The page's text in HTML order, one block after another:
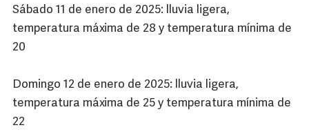
Sábado 11 de enero de 2025: lluvia ligera,
temperatura máxima de 28 y temperatura mínima de
20
Domingo 12 de enero de 2025: lluvia ligera,
temperatura máxima de 25 y temperatura mínima de
22